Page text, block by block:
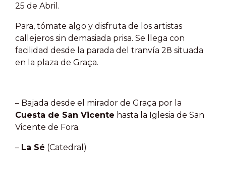
25 de Abril.
Para, tómate algo y disfruta de los artistas
callejeros sin demasiada prisa. Se llega con
facilidad desde la parada del tranvía 28 situada
en la plaza de Graça.
– Bajada desde el mirador de Graça por la
Cuesta de San Vicente hasta la Iglesia de San
Vicente de Fora.
– La Sé (Catedral)